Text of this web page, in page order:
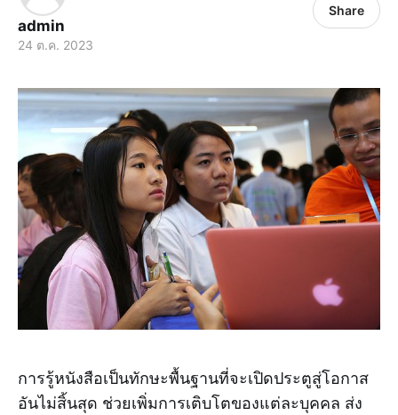
admin
24 ต.ค. 2023
Share
การรู้หนังสือเป็นทักษะพื้นฐานที่จะเปิดประตูสู่โอกาส
อันไม่สิ้นสุด ช่วยเพิ่มการเติบโตของแต่ละบุคคล ส่ง